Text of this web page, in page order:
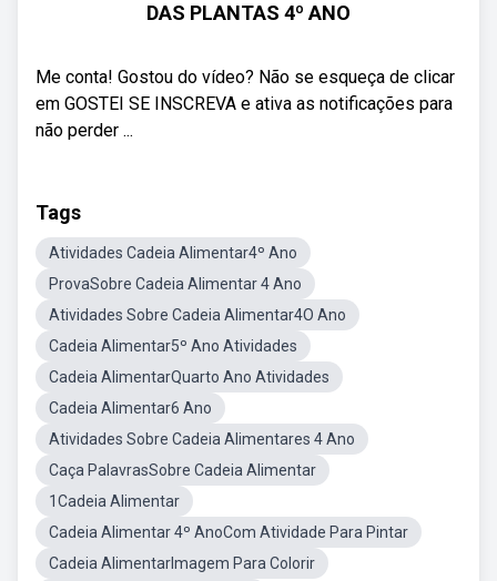
DAS PLANTAS 4º ANO
Me conta! Gostou do vídeo? Não se esqueça de clicar
em GOSTEI SE INSCREVA e ativa as notificações para
não perder ...
Tags
Atividades Cadeia Alimentar4º Ano
ProvaSobre Cadeia Alimentar 4 Ano
Atividades Sobre Cadeia Alimentar4O Ano
Cadeia Alimentar5º Ano Atividades
Cadeia AlimentarQuarto Ano Atividades
Cadeia Alimentar6 Ano
Atividades Sobre Cadeia Alimentares 4 Ano
Caça PalavrasSobre Cadeia Alimentar
1Cadeia Alimentar
Cadeia Alimentar 4º AnoCom Atividade Para Pintar
Cadeia AlimentarImagem Para Colorir